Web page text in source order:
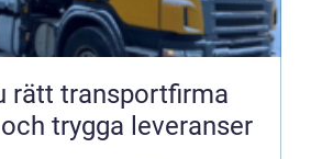
rätt transportfirma
trygga leveranser